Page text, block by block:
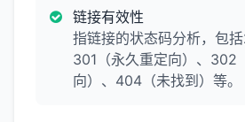
链接有效性
指链接的状态码分析，包括
301（永久重定向）、302
向）、404（未找到）等。